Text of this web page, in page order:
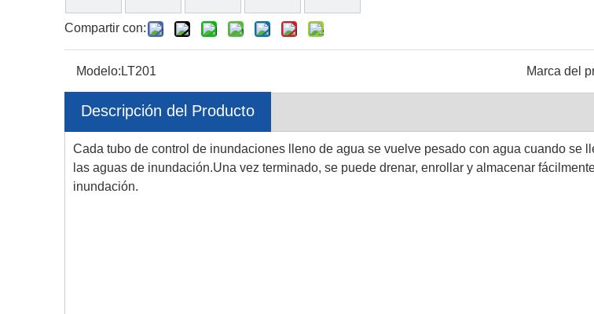
Compartir con:
Modelo: LT201 Marca del
Descripción del Producto
Cada tubo de control de inundaciones lleno de agua se vuelve pesado con agua cuando se
las aguas de inundación.Una vez terminado, se puede drenar, enrollar y almacenar
inundación.